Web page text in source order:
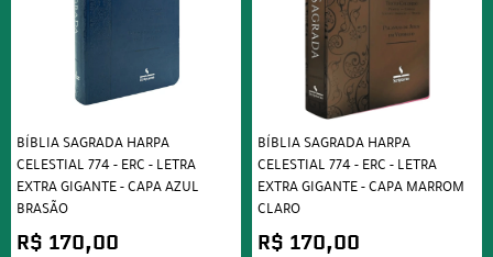
BÍBLIA SAGRADA HARPA
CELESTIAL 774 - ERC - LETRA
EXTRA GIGANTE - CAPA AZUL
BRASÃO
R$ 170,00
BÍBLIA SAGRADA HARPA
CELESTIAL 774 - ERC - LETRA
EXTRA GIGANTE - CAPA MARROM
CLARO
R$ 170,00